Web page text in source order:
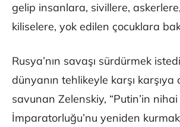
gelip insanlara, sivillere,
kiliselere, yok edilen çocuklara
Rusya’nın savaşı sürdürmek
dünyanın tehlikeyle karşı karşıya
savunan Zelenskiy, “Putin’in
İmparatorluğu’nu yeniden